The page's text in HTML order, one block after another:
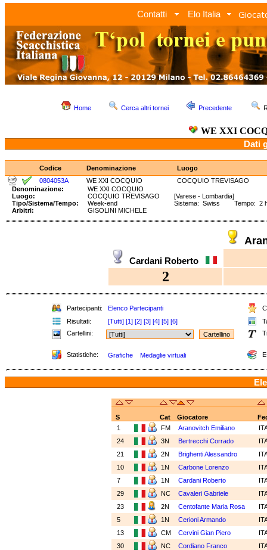
Contatti Elo Italia
Home Cerca altri tornei Precedente
WE XXI
Dati
Codice Denominazione
Luogo
0804053A
WE XXI COCQUIO
COCQUIO TREVISAGO
Denominazione:
WE XXI COCQUIO
Luogo:
COCQUIO TREVISAGO [Varese - Lombardia]
Tipo/Sistema/Tempo:
Week-end
Sistema: Swiss Tempo: 2
Arbitri:
GISOLINI MICHELE
Cardani Roberto
2
Partecipanti: Elenco Partecipanti
Risultati:
[Tutti] [1] [2] [3] [4] [5] [6]
Cartellini:
Statistiche: Grafiche Medaglie virtuali
S Cat Giocatore
1
FM Aranovitch Emiliano
24
3N Bertrecchi Corrado
21
2N Brighenti Alessandro
10
1N Carbone Lorenzo
7
1N Cardani Roberto
29
NC Cavaleri Gabriele
23
2N Centofante Maria Rosa
5
1N Cerioni Armando
13
CM Cervini Gian Piero
30
NC Cordiano Franco